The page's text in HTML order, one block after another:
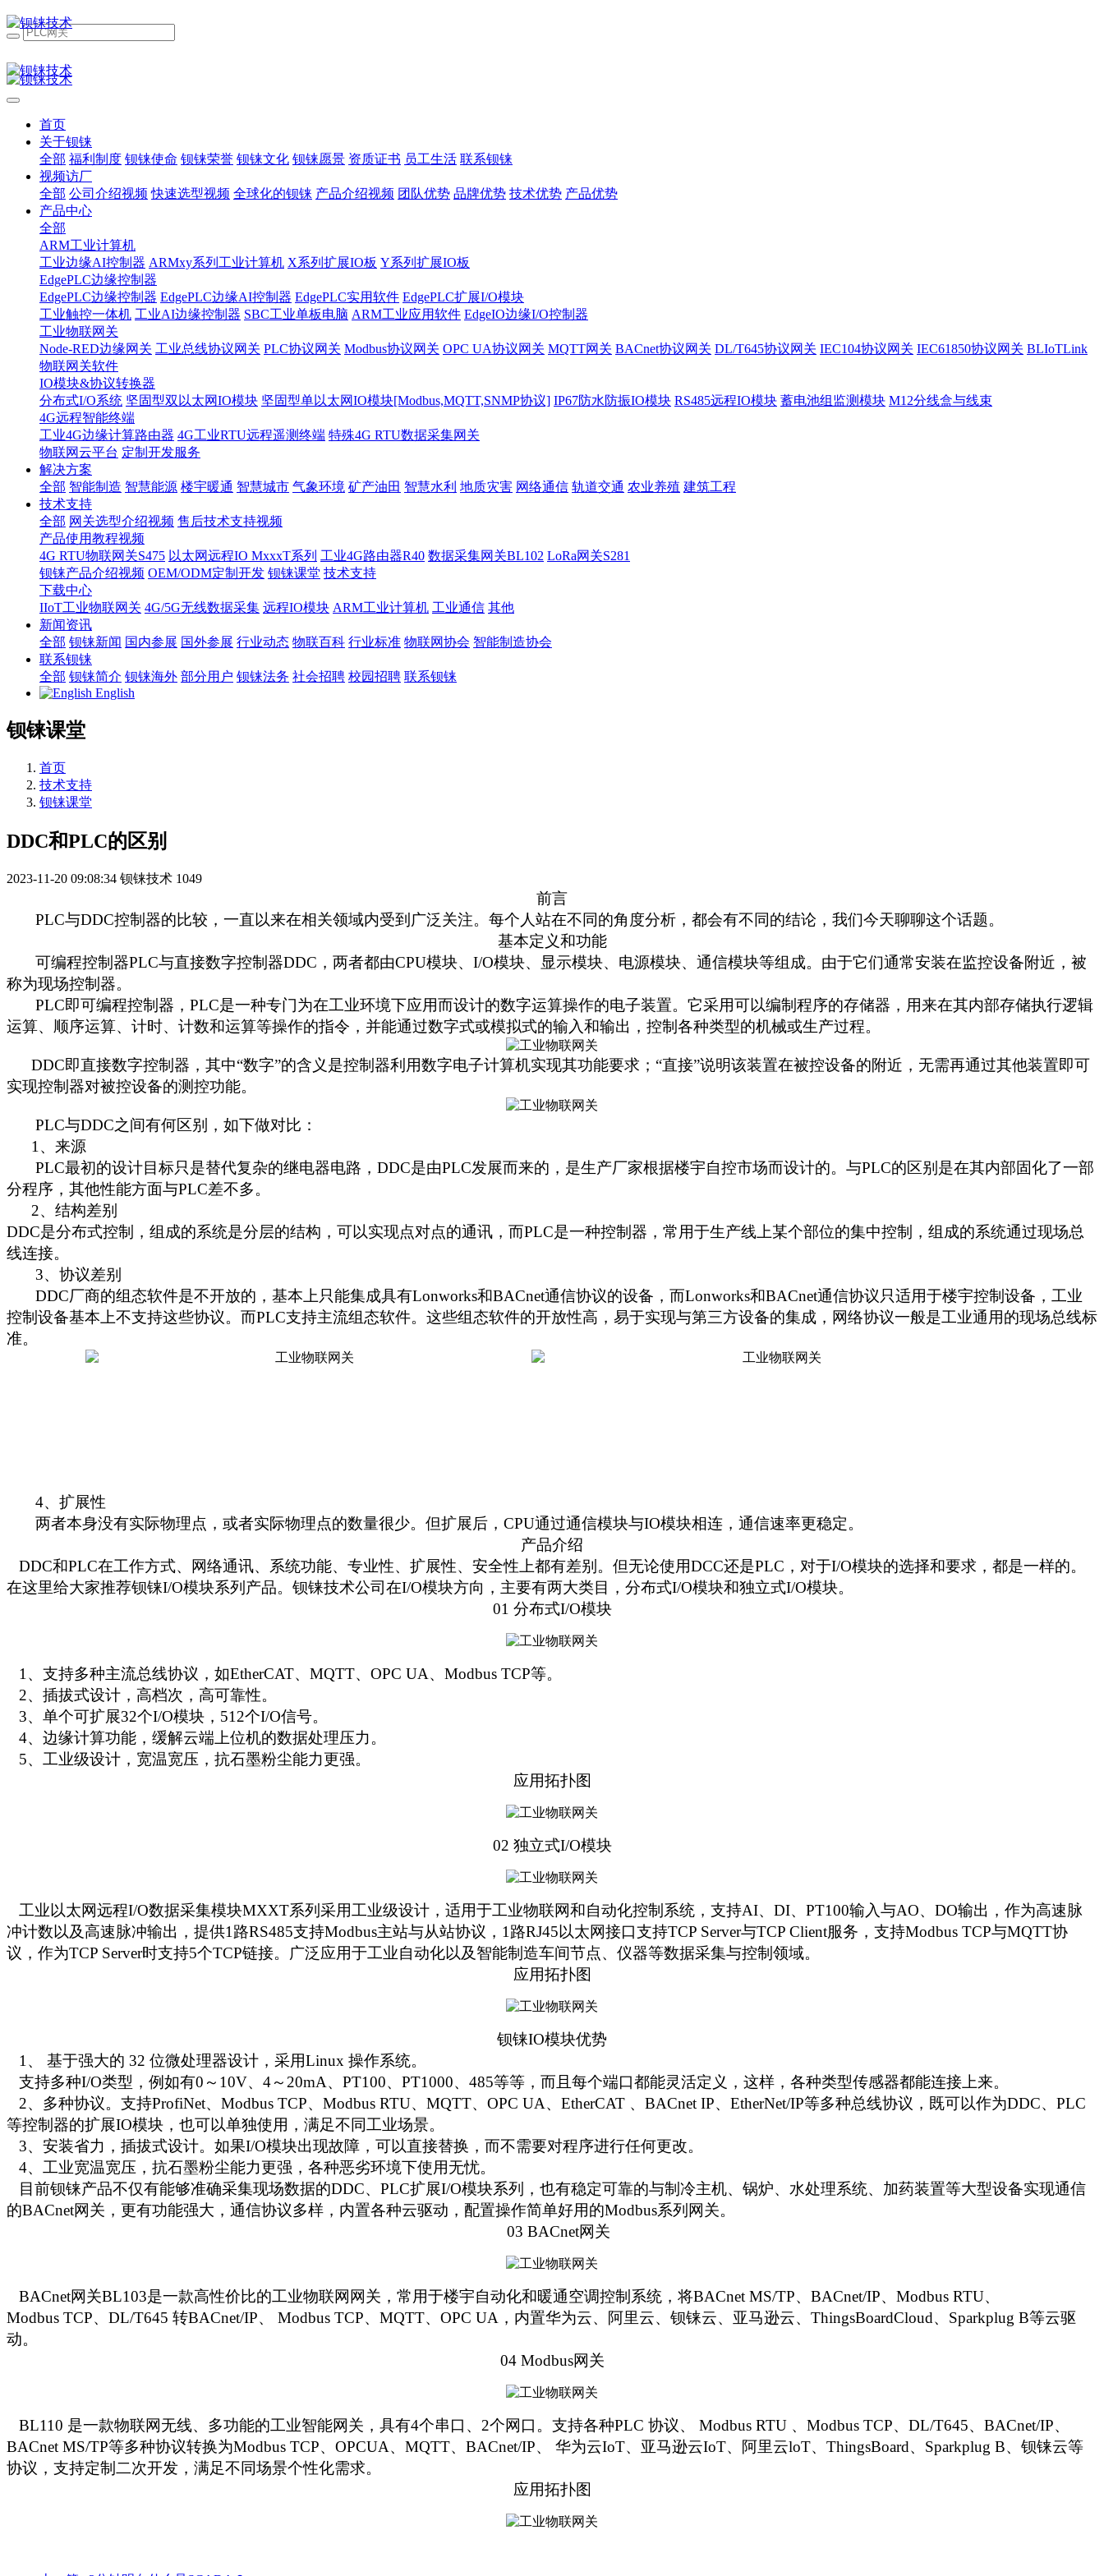
首页
关于钡铼
全部 福利制度 钡铼使命 钡铼荣誉 钡铼文化 钡铼愿景 资质证书 员工生活 联系钡铼
视频访厂
全部 公司介绍视频 快速选型视频 全球化的钡铼 产品介绍视频 团队优势 品牌优势 技术优势 产品优势
产品中心
全部
ARM工业计算机
工业边缘AI控制器 ARMxy系列工业计算机 X系列扩展IO板 Y系列扩展IO板
EdgePLC边缘控制器
EdgePLC边缘控制器 EdgePLC边缘AI控制器 EdgePLC实用软件 EdgePLC扩展I/O模块
工业触控一体机 工业AI边缘控制器 SBC工业单板电脑 ARM工业应用软件 EdgeIO边缘I/O控制器
工业物联网关
Node-RED边缘网关 工业总线协议网关 PLC协议网关 Modbus协议网关 OPC UA协议网关 MQTT网关 BACnet协议网关 DL/T645协议网关 IEC104协议网关 IEC61850协议网关 BLIoTLink
物联网关软件
IO模块&协议转换器
分布式I/O系统 坚固型双以太网IO模块 坚固型单以太网IO模块[Modbus,MQTT,SNMP协议] IP67防水防振IO模块 RS485远程IO模块 蓄电池组监测模块 M12分线盒与线束
4G远程智能终端
工业4G边缘计算路由器 4G工业RTU远程遥测终端 特殊4G RTU数据采集网关
物联网云平台 定制开发服务
解决方案
全部 智能制造 智慧能源 楼宇暖通 智慧城市 气象环境 矿产油田 智慧水利 地质灾害 网络通信 轨道交通 农业养殖 建筑工程
技术支持
全部 网关选型介绍视频 售后技术支持视频
产品使用教程视频
4G RTU物联网关S475 以太网远程IO MxxxT系列 工业4G路由器R40 数据采集网关BL102 LoRa网关S281
钡铼产品介绍视频 OEM/ODM定制开发 钡铼课堂 技术支持
下载中心
IIoT工业物联网关 4G/5G无线数据采集 远程IO模块 ARM工业计算机 工业通信 其他
新闻资讯
全部 钡铼新闻 国内参展 国外参展 行业动态 物联百科 行业标准 物联网协会 智能制造协会
联系钡铼
全部 钡铼简介 钡铼海外 部分用户 钡铼法务 社会招聘 校园招聘 联系钡铼
English
钡铼课堂
首页
技术支持
钡铼课堂
DDC和PLC的区别
2023-11-20 09:08:34 钡铼技术 1049
前言
PLC与DDC控制器的比较，一直以来在相关领域内受到广泛关注。每个人站在不同的角度分析，都会有不同的结论，我们今天聊聊这个话题。
基本定义和功能
可编程控制器PLC与直接数字控制器DDC，两者都由CPU模块、I/O模块、显示模块、电源模块、通信模块等组成。由于它们通常安装在监控设备附近，被
称为现场控制器。
PLC即可编程控制器，PLC是一种专门为在工业环境下应用而设计的数字运算操作的电子装置。它采用可以编制程序的存储器，用来在其内部存储执行逻辑
运算、顺序运算、计时、计数和运算等操作的指令，并能通过数字式或模拟式的输入和输出，控制各种类型的机械或生产过程。
DDC即直接数字控制器，其中“数字”的含义是控制器利用数字电子计算机实现其功能要求；“直接”说明该装置在被控设备的附近，无需再通过其他装置即可
实现控制器对被控设备的测控功能。
PLC与DDC之间有何区别，如下做对比：
1、来源
PLC最初的设计目标只是替代复杂的继电器电路，DDC是由PLC发展而来的，是生产厂家根据楼宇自控市场而设计的。与PLC的区别是在其内部固化了一部
分程序，其他性能方面与PLC差不多。
2、结构差别
DDC是分布式控制，组成的系统是分层的结构，可以实现点对点的通讯，而PLC是一种控制器，常用于生产线上某个部位的集中控制，组成的系统通过现场总
线连接。
3、协议差别
DDC厂商的组态软件是不开放的，基本上只能集成具有Lonworks和BACnet通信协议的设备，而Lonworks和BACnet通信协议只适用于楼宇控制设备，工业
控制设备基本上不支持这些协议。而PLC支持主流组态软件。这些组态软件的开放性高，易于实现与第三方设备的集成，网络协议一般是工业通用的现场总线标
准。
4、扩展性
两者本身没有实际物理点，或者实际物理点的数量很少。但扩展后，CPU通过通信模块与IO模块相连，通信速率更稳定。
产品介绍
DDC和PLC在工作方式、网络通讯、系统功能、专业性、扩展性、安全性上都有差别。但无论使用DCC还是PLC ，对于I/O模块的选择和要求，都是一样的。
在这里给大家推荐钡铼I/O模块系列产品。钡铼技术公司在I/O模块方向，主要有两大类目，分布式I/O模块和独立式I/O模块。
01 分布式I/O模块
1、支持多种主流总线协议，如EtherCAT、MQTT、OPC UA、Modbus TCP等。
2、插拔式设计，高档次，高可靠性。
3、单个可扩展32个I/O模块，512个I/O信号。
4、边缘计算功能，缓解云端上位机的数据处理压力。
5、工业级设计，宽温宽压，抗石墨粉尘能力更强。
应用拓扑图
02 独立式I/O模块
工业以太网远程I/O数据采集模块MXXT系列采用工业级设计，适用于工业物联网和自动化控制系统，支持AI、DI、PT100输入与AO、DO输出，作为高速脉
冲计数以及高速脉冲输出，提供1路RS485支持Modbus主站与从站协议，1路RJ45以太网接口支持TCP Server与TCP Client服务，支持Modbus TCP与MQTT协
议，作为TCP Server时支持5个TCP链接。广泛应用于工业自动化以及智能制造车间节点、仪器等数据采集与控制领域。
应用拓扑图
钡铼IO模块优势
1、 基于强大的 32 位微处理器设计，采用Linux 操作系统。
支持多种I/O类型， 例如有0～10V、 4～20mA、 PT100、PT1000、485等等 ，而且 每个端口都能灵活定义，这样 ，各种类型传感器都能连接上来。
2、多种协议。支持ProfiNet、Modbus TCP、Modbus RTU、MQTT、OPC UA、EtherCAT 、BACnet IP、EtherNet/IP等多种总线协议， 既可以作为DDC、PLC
等控制器的扩展IO模块，也可以单独使用 ，满足不同工业场景。
3、安装省力，插拔式设计。 如果I/O模块出现故障，可以直接替换，而不需要对程序进行任何更改。
4、 工业宽温宽压，抗石墨粉尘能力更强，各种恶劣环境下使用无忧。
目前钡铼产品不仅有能够准确采集现场数据的DDC、PLC扩展I/O模块系列， 也有稳定可靠的与制冷主机、锅炉、水处理系统、加药装置等大型设备实现通信
的BACnet网关，更有功能强大， 通信协议多样， 内置各种云驱动 ， 配置操作简单好用的Modbus系列网关。
03 BACnet网关
BACnet网关BL103是一款高性价比的工业物联网网关，常用于楼宇自动化和暖通空调控制系统，将BACnet MS/TP、BACnet/IP、Modbus RTU、
Modbus TCP、DL/T645 转BACnet/IP、 Modbus TCP、MQTT、OPC UA ， 内置华为云、阿里云、钡铼云、亚马逊云、ThingsBoardCloud、Sparkplug B等云驱
动。
04 Modbus网关
BL110 是一款物联网无线、多功能的工业智能网关，具有4个串口、2个网口。支持各种PLC 协议、 Modbus RTU 、Modbus TCP、DL/T645、BACnet/IP、
BACnet MS/TP等多种协议转换为Modbus TCP、OPCUA、MQTT、BACnet/IP、 华为云IoT、亚马逊云IoT、阿里云loT、ThingsBoard、Sparkplug B、钡铼云等
协议，支持定制二次开发，满足不同场景个性化需求。
应用拓扑图